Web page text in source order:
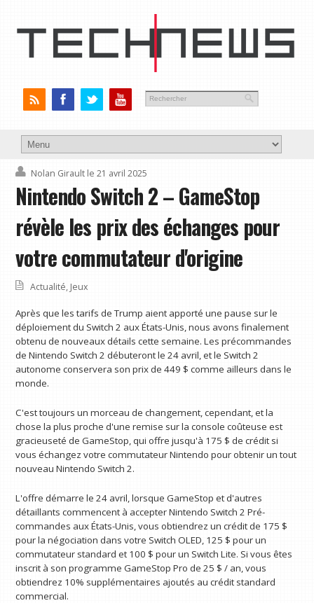
Nolan Girault le 21 avril 2025
Nintendo Switch 2 – GameStop
révèle les prix des échanges pour
votre commutateur d'origine
Actualité, Jeux
Après que les tarifs de Trump aient apporté une pause sur le
déploiement du Switch 2 aux États-Unis, nous avons finalement
obtenu de nouveaux détails cette semaine. Les précommandes
de Nintendo Switch 2 débuteront le 24 avril, et le Switch 2
autonome conservera son prix de 449 $ comme ailleurs dans le
monde.
C'est toujours un morceau de changement, cependant, et la
chose la plus proche d'une remise sur la console coûteuse est
gracieuseté de GameStop, qui offre jusqu'à 175 $ de crédit si
vous échangez votre commutateur Nintendo pour obtenir un tout
nouveau Nintendo Switch 2.
L'offre démarre le 24 avril, lorsque GameStop et d'autres
détaillants commencent à accepter Nintendo Switch 2 Pré-
commandes aux États-Unis, vous obtiendrez un crédit de 175 $
pour la négociation dans votre Switch OLED, 125 $ pour un
commutateur standard et 100 $ pour un Switch Lite. Si vous êtes
inscrit à son programme GameStop Pro de 25 $ / an, vous
obtiendrez 10% supplémentaires ajoutés au crédit standard
commercial.